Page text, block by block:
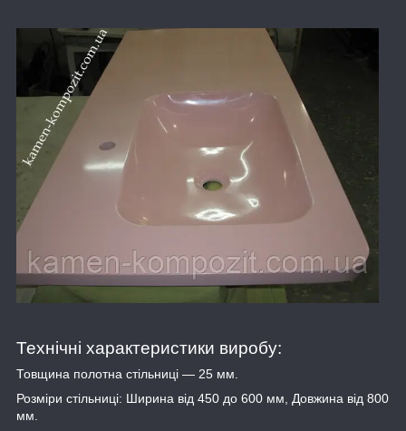
Технічні характеристики виробу:
Товщина полотна стільниці — 25 мм.
Розміри стільниці: Ширина від 450 до 600 мм, Довжина від 800
мм.